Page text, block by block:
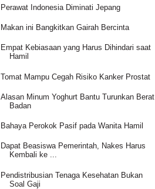
Perawat Indonesia Diminati Jepang
Makan ini Bangkitkan Gairah Bercinta
Empat Kebiasaan yang Harus Dihindari saat
Hamil
Tomat Mampu Cegah Risiko Kanker Prostat
Alasan Minum Yoghurt Bantu Turunkan Berat
Badan
Bahaya Perokok Pasif pada Wanita Hamil
Dapat Beasiswa Pemerintah, Nakes Harus
Kembali ke ...
Pendistribusian Tenaga Kesehatan Bukan
Soal Gaji